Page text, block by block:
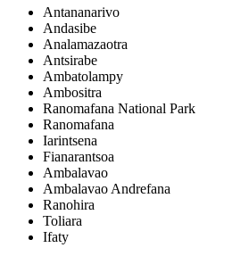
Antananarivo
Andasibe
Analamazaotra
Antsirabe
Ambatolampy
Ambositra
Ranomafana National Park
Ranomafana
Iarintsena
Fianarantsoa
Ambalavao
Ambalavao Andrefana
Ranohira
Toliara
Ifaty